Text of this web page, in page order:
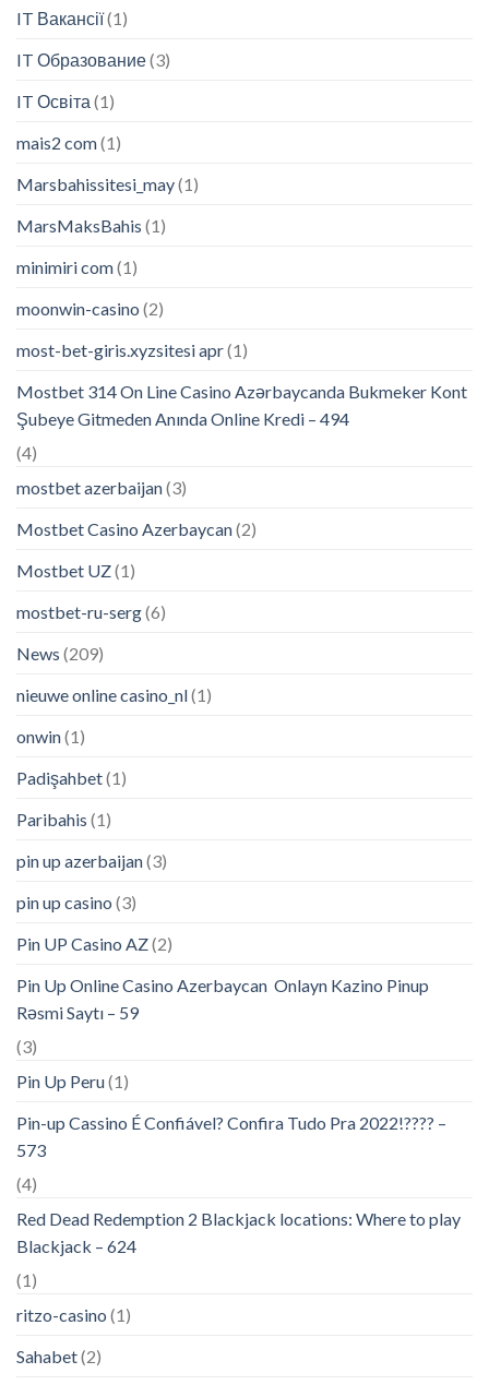
IT Вакансії(1)
IT Образование(3)
IT Освіта (1)
mais2 com(1)
Marsbahissitesi_may(1)
MarsMaksBahis (1)
minimiri com(1)
moonwin-casino (2)
most-bet-giris.xyzsitesi apr(1)
Mostbet 314 On Line Casino Azərbaycanda Bukmeker Kont
Şubeye Gitmeden Anında Online Kredi – 494
(4)
mostbet azerbaijan(3)
Mostbet Casino Azerbaycan(2)
Mostbet UZ(1)
mostbet-ru-serg(6)
News (209)
nieuwe online casino_nl(1)
onwin(1)
Padişahbet(1)
Paribahis (1)
pin up azerbaijan(3)
pin up casino (3)
Pin UP Casino AZ(2)
Pin Up Online Casino Azerbaycan ️ Onlayn Kazino Pinup
Rəsmi Saytı – 59
(3)
Pin Up Peru(1)
Pin-up Cassino É Confiável? Confira Tudo Pra 2022!???? –
573
(4)
Red Dead Redemption 2 Blackjack locations: Where to play
Blackjack – 624
(1)
ritzo-casino (1)
Sahabet(2)